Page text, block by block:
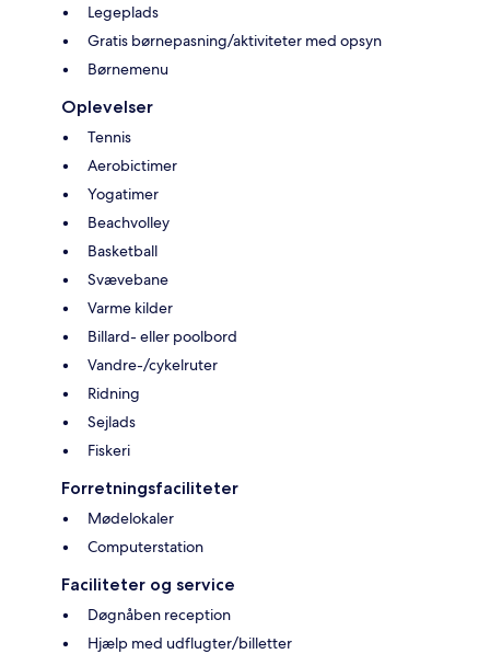
Legeplads
Gratis børnepasning/aktiviteter med opsyn
Børnemenu
Oplevelser
Tennis
Aerobictimer
Yogatimer
Beachvolley
Basketball
Svævebane
Varme kilder
Billard- eller poolbord
Vandre-/cykelruter
Ridning
Sejlads
Fiskeri
Forretningsfaciliteter
Mødelokaler
Computerstation
Faciliteter og service
Døgnåben reception
Hjælp med udflugter/billetter